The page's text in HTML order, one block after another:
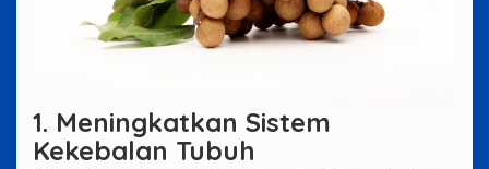
1. Meningkatkan Sistem
Kekebalan Tubuh